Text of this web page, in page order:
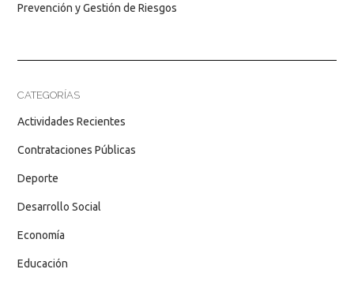
Prevención y Gestión de Riesgos
CATEGORÍAS
Actividades Recientes
Contrataciones Públicas
Deporte
Desarrollo Social
Economía
Educación